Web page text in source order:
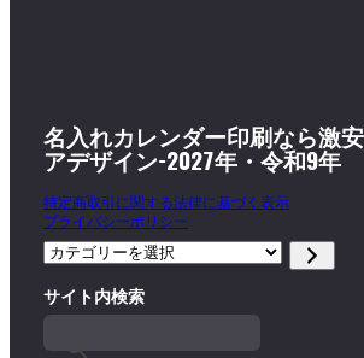
名入れカレンダー印刷なら激
アデザイン-2027年・令和9年
特定商取引に関する法律に基づく表示
プライバシーポリシー
カ
ゴ
リ
ー
サイト内検索